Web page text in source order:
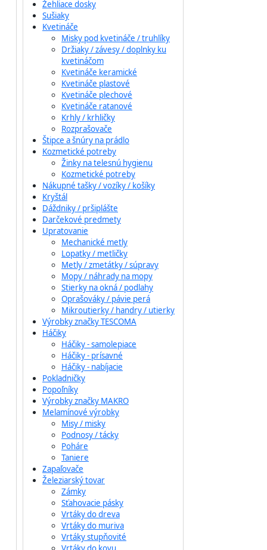
Žehliace dosky
Sušiaky
Kvetináče
Misky pod kvetináče / truhlíky
Držiaky / závesy / doplnky ku
kvetináčom
Kvetináče keramické
Kvetináče plastové
Kvetináče plechové
Kvetináče ratanové
Krhly / krhličky
Rozprašovače
Štipce a šnúry na prádlo
Kozmetické potreby
Žinky na telesnú hygienu
Kozmetické potreby
Nákupné tašky / vozíky / košíky
Kryštál
Dáždniky / pršiplášte
Darčekové predmety
Upratovanie
Mechanické metly
Lopatky / metličky
Metly / zmetátky / súpravy
Mopy / náhrady na mopy
Stierky na okná / podlahy
Oprašováky / pávie perá
Mikroutierky / handry / utierky
Výrobky značky TESCOMA
Háčiky
Háčiky - samolepiace
Háčiky - prísavné
Háčiky - nabíjacie
Pokladničky
Popoľníky
Výrobky značky MAKRO
Melamínové výrobky
Misy / misky
Podnosy / tácky
Poháre
Taniere
Zapaľovače
Železiarský tovar
Zámky
Sťahovacie pásky
Vrtáky do dreva
Vrtáky do muriva
Vrtáky stupňovité